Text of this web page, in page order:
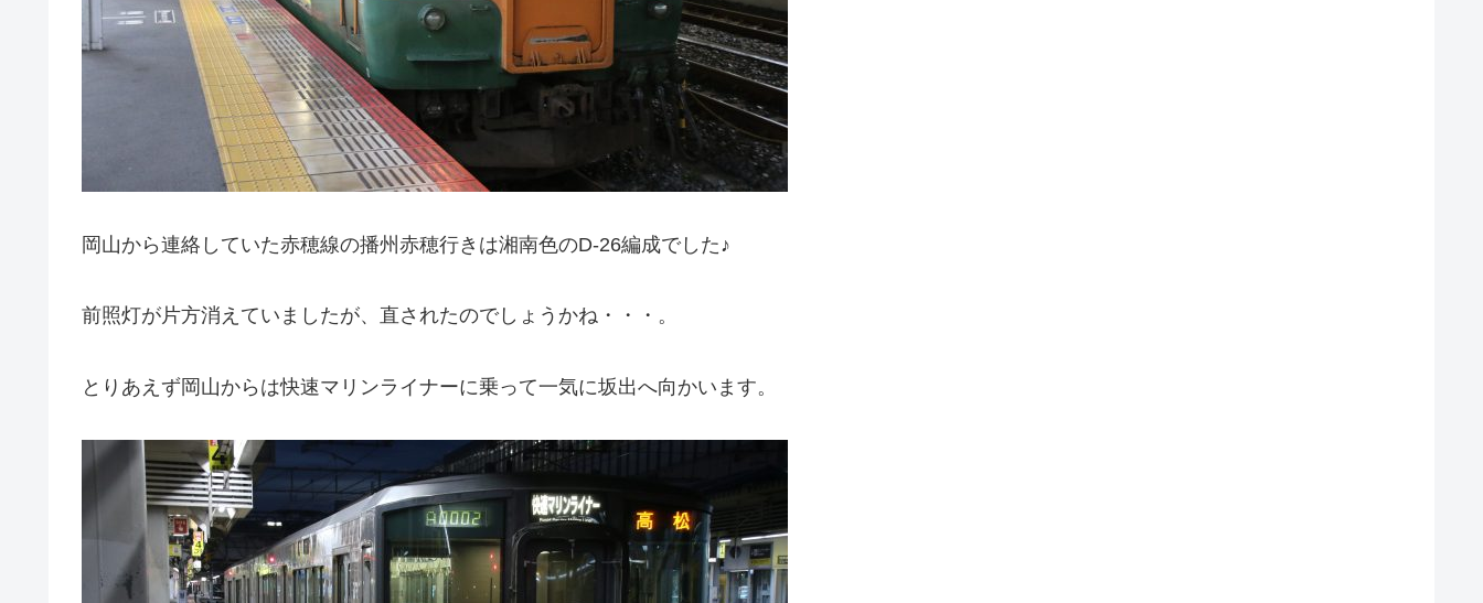
岡山から連絡していた赤穂線の播州赤穂行きは湘南色のD-26編成でした♪
前照灯が片方消えていましたが、直されたのでしょうかね・・・。
とりあえず岡山からは快速マリンライナーに乗って一気に坂出へ向かいます。